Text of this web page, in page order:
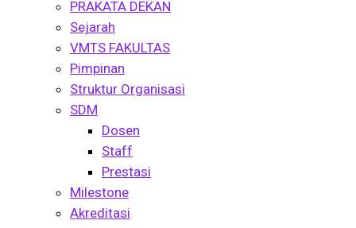
PRAKATA DEKAN
Sejarah
VMTS FAKULTAS
Pimpinan
Struktur Organisasi
SDM
Dosen
Staff
Prestasi
Milestone
Akreditasi